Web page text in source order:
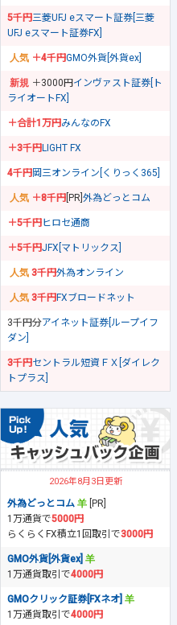
5千円三菱UFJ eスマート証券[三菱
UFJ eスマート証券FX]
＋4千円GMO外貨[外貨ex]
＋3000円 インヴァスト証券[ト
ライオートFX]
＋合計1万円みんなのFX
＋3千円LIGHT FX
4千円岡三オンライン[くりっく365]
＋8千円 [PR] 外為どっとコム
＋5千円ヒロセ通商
＋5千円JFX[マトリックス]
3千円外為オンライン
3千円FXブロードネット
3千円分アイネット証券[ループイフ
ダン]
3千円セントラル短資ＦＸ[ダイレク
トプラス]
2026年8月3日更新
外為どっとコム
[PR]
1万通貨で5000円
らくらくFX積立1回取引で3000円
GMO外貨[外貨ex]
1万通貨取引で4000円
GMOクリック証券[FXネオ]
1万通貨取引で4000円